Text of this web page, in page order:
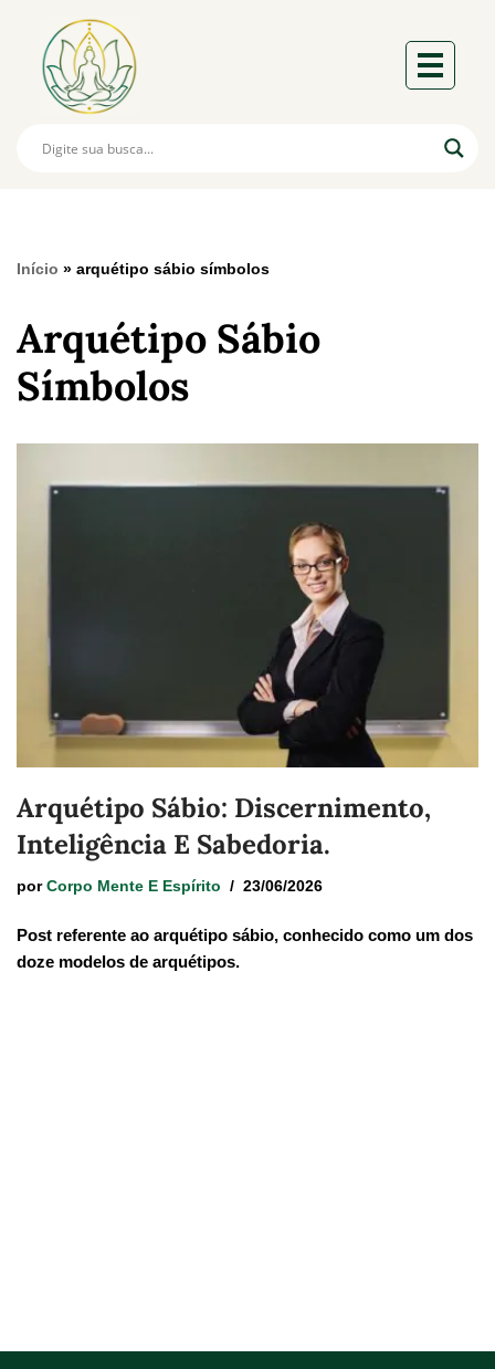
Início » arquétipo sábio símbolos
Arquétipo Sábio
Símbolos
Arquétipo Sábio: Discernimento,
Inteligência E Sabedoria.
por Corpo Mente E Espírito 23/06/2026
Post referente ao arquétipo sábio, conhecido como um dos
doze modelos de arquétipos.